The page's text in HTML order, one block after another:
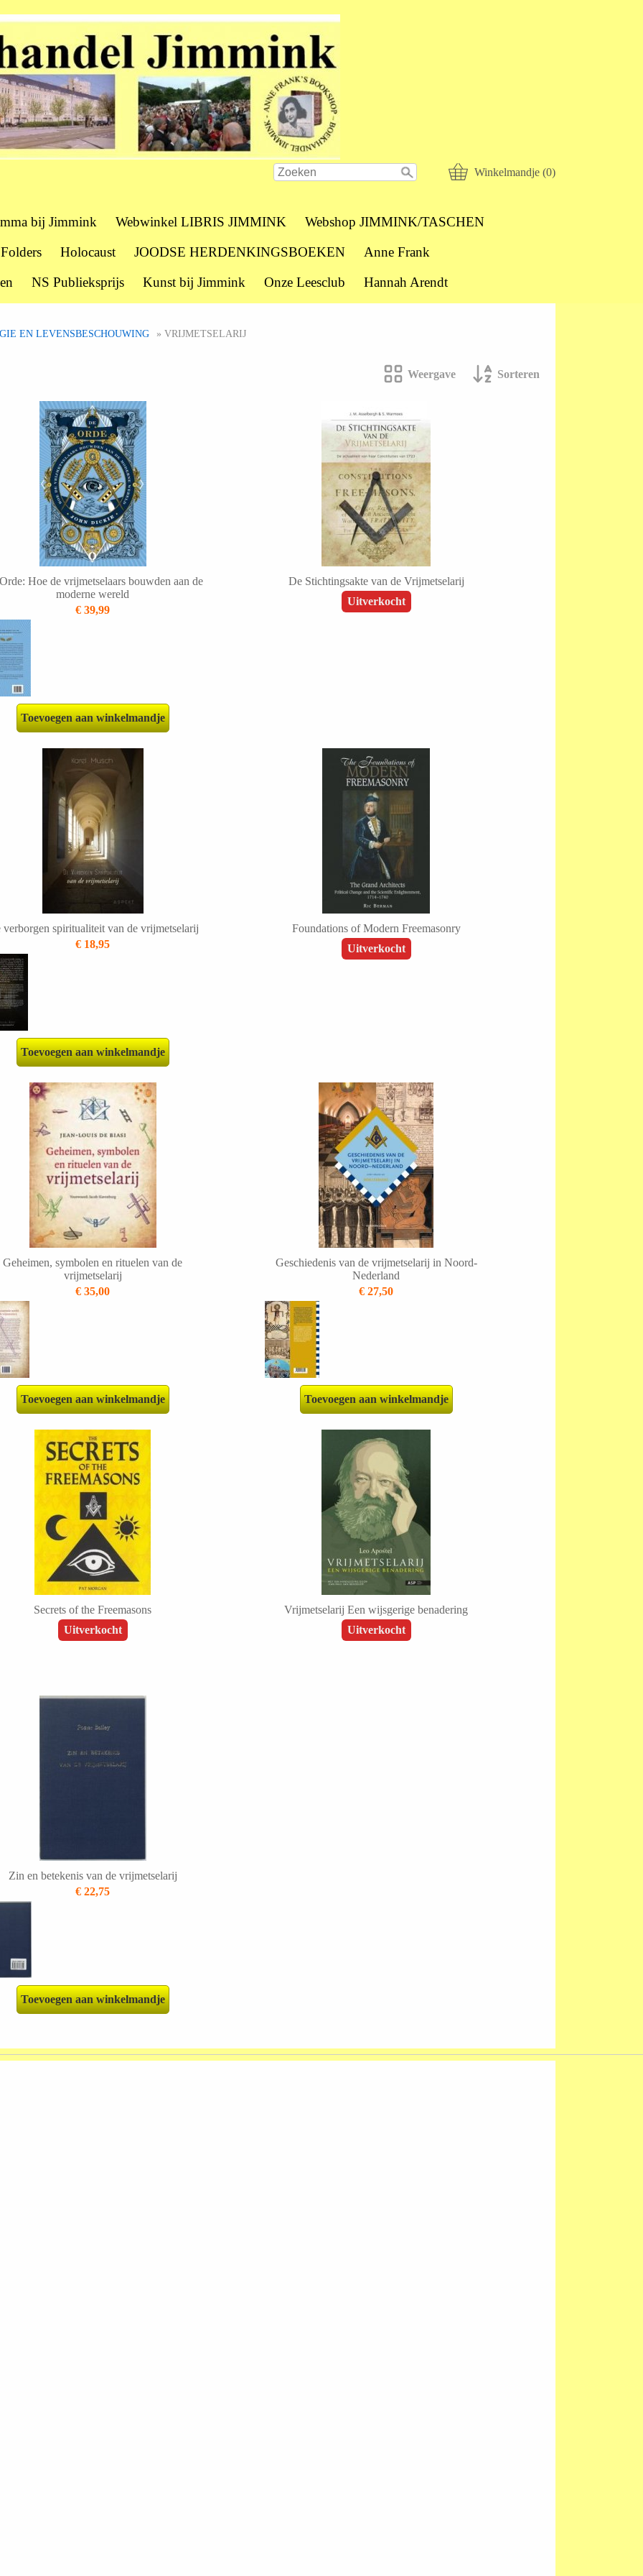
Winkelmandje (0)
bij Jimmink Webwinkel LIBRIS JIMMINK
Webshop JIMMINK/TASCHEN
Holocaust JOODSE HERDENKINGSBOEKEN
Anne Frank
NS Publieksprijs Kunst bij Jimmink Onze Leesclub Hannah Arendt
EN LEVENSBESCHOUWING » VRIJMETSELARIJ
Weergave Sorteren
Hoe de vrijmetselaars bouwden aan de
moderne wereld
€ 39,99
Toevoegen aan winkelmandje
De Stichtingsakte van de Vrijmetselarij
Uitverkocht
verborgen spiritualiteit van de vrijmetselarij
€ 18,95
Toevoegen aan winkelmandje
Foundations of Modern Freemasonry
Uitverkocht
Geheimen, symbolen en rituelen van de
vrijmetselarij
€ 35,00
Toevoegen aan winkelmandje
Geschiedenis van de vrijmetselarij in Noord-
Nederland
€ 27,50
Toevoegen aan winkelmandje
Secrets of the Freemasons
Uitverkocht
Vrijmetselarij Een wijsgerige benadering
Uitverkocht
Zin en betekenis van de vrijmetselarij
€ 22,75
Toevoegen aan winkelmandje